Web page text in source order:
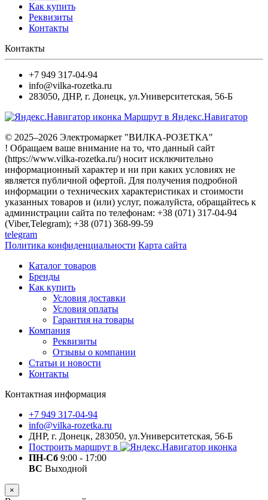
Как купить
Реквизиты
Контакты
Контакты
+7 949 317-04-94
info@vilka-rozetka.ru
283050, ДНР, г. Донецк, ул.Университетская, 56-Б
Маршрут в Яндекс.Навигатор
© 2025–2026 Электромаркет "ВИЛКА-РОЗЕТКА"
! Обращаем ваше внимание на то, что данный сайт
(https://www.vilka-rozetka.ru/) носит исключительно
информационный характер и ни при каких условиях не
является публичной офертой. Для получения подробной
информации о технических характеристиках и стоимости
указанных товаров и (или) услуг, пожалуйста, обращайтесь к
администрации сайта по телефонам: +38 (071) 317-04-94
(Viber,Telegram); +38 (071) 368-99-59
telegram
Политика конфиденциальности Карта сайта
Каталог товаров
Бренды
Как купить
Условия доставки
Условия оплаты
Гарантия на товары
Компания
Реквизиты
Отзывы о компании
Статьи и новости
Контакты
Контактная информация
+7 949 317-04-94
info@vilka-rozetka.ru
ДНР, г. Донецк, 283050, ул.Университетская, 56-Б
Построить маршрут в
ПН-Сб 9:00 - 17:00
ВС Выходной
×